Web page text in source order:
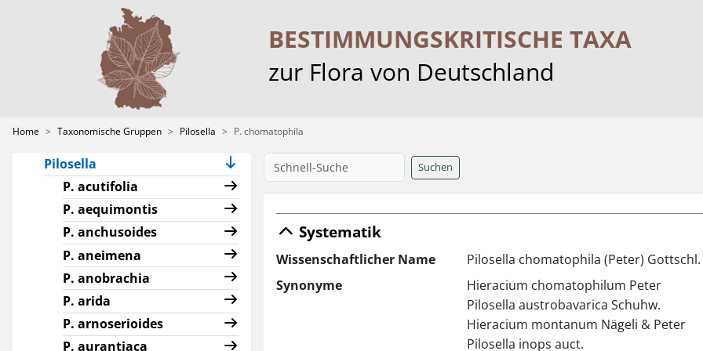
BESTIMMUNGS­KRITISCHE TAXA
zur Flora von Deutschland
Home Taxonomische Gruppen Pilosella P. chomatophila
Projekt & Partner
Taxonomische Gruppen
Alchemilla
Pilosella
P. acutifolia
P. aequimontis
P. anchusoides
P. aneimena
P. anobrachia
P. arida
P. arnoserioides
P. aurantiaca
Suchen
Systematik
Wissenschaftlicher Name
Pilosella chomatophila (Peter) Gottschl.
Synonyme
Hieracium chomatophilum Peter
Pilosella austrobavarica Schuhw.
Hieracium montanum Nägeli & Peter
Pilosella inops auct.